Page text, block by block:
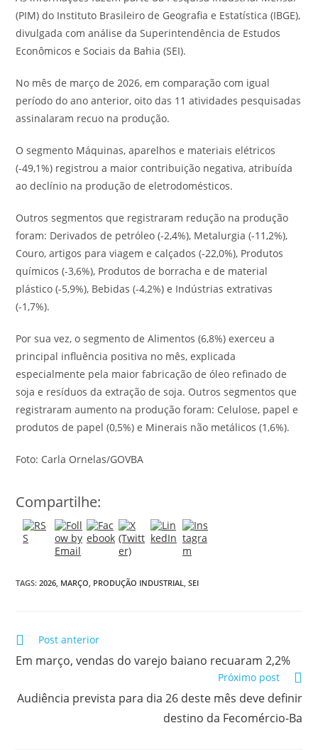
(PIM) do Instituto Brasileiro de Geografia e Estatística (IBGE),
divulgada com análise da Superintendência de Estudos
Econômicos e Sociais da Bahia (SEI).
No mês de março de 2026, em comparação com igual
período do ano anterior, oito das 11 atividades pesquisadas
assinalaram recuo na produção.
O segmento Máquinas, aparelhos e materiais elétricos
(-49,1%) registrou a maior contribuição negativa, atribuída
ao declínio na produção de eletrodomésticos.
Outros segmentos que registraram redução na produção
foram: Derivados de petróleo (-2,4%), Metalurgia (-11,2%),
Couro, artigos para viagem e calçados (-22,0%), Produtos
químicos (-3,6%), Produtos de borracha e de material
plástico (-5,9%), Bebidas (-4,2%) e Indústrias extrativas
(-1,7%).
Por sua vez, o segmento de Alimentos (6,8%) exerceu a
principal influência positiva no mês, explicada
especialmente pela maior fabricação de óleo refinado de
soja e resíduos da extração de soja. Outros segmentos que
registraram aumento na produção foram: Celulose, papel e
produtos de papel (0,5%) e Minerais não metálicos (1,6%).
Foto: Carla Ornelas/GOVBA
Compartilhe:
TAGS:2026, MARÇO, PRODUÇÃO INDUSTRIAL, SEI
Post anterior
Em março, vendas do varejo baiano recuaram 2,2%
Próximo post
Audiência prevista para dia 26 deste mês deve definir
destino da Fecomércio-Ba